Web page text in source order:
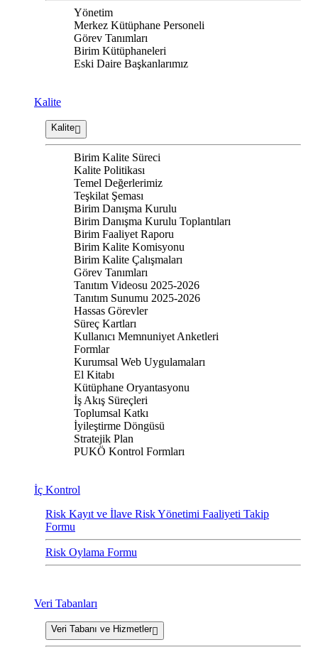
Yönetim
Merkez Kütüphane Personeli
Görev Tanımları
Birim Kütüphaneleri
Eski Daire Başkanlarımız
Kalite
Kalite
Birim Kalite Süreci
Kalite Politikası
Temel Değerlerimiz
Teşkilat Şeması
Birim Danışma Kurulu
Birim Danışma Kurulu Toplantıları
Birim Faaliyet Raporu
Birim Kalite Komisyonu
Birim Kalite Çalışmaları
Görev Tanımları
Tanıtım Videosu 2025-2026
Tanıtım Sunumu 2025-2026
Hassas Görevler
Süreç Kartları
Kullanıcı Memnuniyet Anketleri
Formlar
Kurumsal Web Uygulamaları
El Kitabı
Kütüphane Oryantasyonu
İş Akış Süreçleri
Toplumsal Katkı
İyileştirme Döngüsü
Stratejik Plan
PUKÖ Kontrol Formları
İç Kontrol
Risk Kayıt ve İlave Risk Yönetimi Faaliyeti Takip
Formu
Risk Oylama Formu
Veri Tabanları
Veri Tabanı ve Hizmetler